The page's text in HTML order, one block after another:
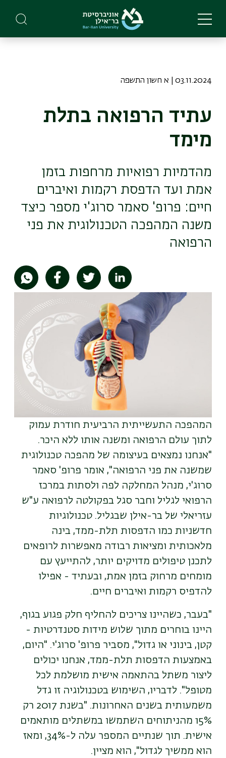
main
03.11.2024 | א חשון התשפה
עתיד הרפואה בתלת
מימד
מהדמיות רפואיות מרחפות בזמן
אמת ועד הדפסת רקמות ואיברים
חיים: פרופ' סאמר סרוג'י מספר כיצד
משנה המהפכה הטכנולוגית את פני
הרפואה
המהפכה התעשייתית הרביעית חודרת עמוק
לתוך עולם הרפואה ומשנה אותו ללא היכר.
"אנחנו נמצאים בעיצומה של מהפכה טכנולוגית
שמשנה את פני הרפואה", אומר פרופ' סאמר
סרוג'י, מנהל המחלקה לפה ולסתות במרכז
הרפואי לגליל וחבר סגל בפקולטה לרפואה ע"ש
עזריאלי של בר-אילן שבגליל. טכנולוגיות
חדשניות כמו הדפסות תלת-ממד, בינה
מלאכותית ומציאות רבודה מאפשרות לרופאים
לתכנן טיפולים מדויקים יותר, להתייעץ עם
מומחים מרחוק בזמן אמת, ובעתיד - אפילו
להדפיס רקמות ואיברים חיים.
"בעבר, כשהיינו צריכים להחליף חלק פגוע בגוף,
היינו בוחרים מתוך שלוש מידות סטנדרטיות -
קטן, בינוני או גדול", מסביר פרופ' סרוג'י. "היום,
באמצעות הדפסות תלת-ממד, אנחנו יכולים
ליצור משתל בהתאמה אישית מושלמת לכל
מטופל". לדבריו, השימוש בטכנולוגיה זו גדל
משמעותית בשנים האחרונות. "בשנת 2017 רק
15% מהניתוחים השתמשו במשתלים מותאמים
אישית. תוך שנתיים המספר עלה ל-34%, ומאז
הוא ממשיך לגדול", הוא מציין.